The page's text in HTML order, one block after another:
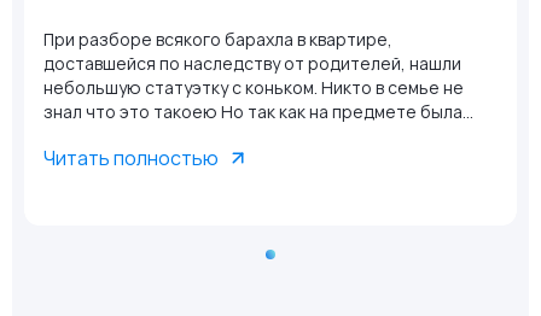
При разборе всякого барахла в квартире,
доставшейся по наследству от родителей, нашли
небольшую статуэтку с коньком. Никто в семье не
знал что это такоею Но так как на предмете была
орел, предположили, что может иметь ценность.
что это подарок императора Николая Второго
Читать полностью